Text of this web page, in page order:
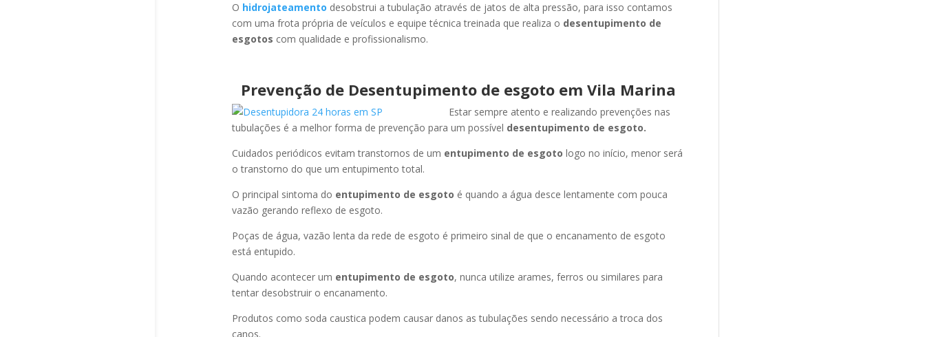
O hidrojateamento desobstrui a tubulação através de jatos de alta pressão, para isso contamos
com uma frota própria de veículos e equipe técnica treinada que realiza o desentupimento de
esgotos com qualidade e profissionalismo.
Prevenção de Desentupimento de esgoto em Vila Marina
Estar sempre atento e realizando prevenções nas
tubulações é a melhor forma de prevenção para um possível desentupimento de esgoto.
Cuidados periódicos evitam transtornos de um entupimento de esgoto logo no início, menor será
o transtorno do que um entupimento total.
O principal sintoma do entupimento de esgoto é quando a água desce lentamente com pouca
vazão gerando reflexo de esgoto.
Poças de água, vazão lenta da rede de esgoto é primeiro sinal de que o encanamento de esgoto
está entupido.
Quando acontecer um entupimento de esgoto, nunca utilize arames, ferros ou similares para
tentar desobstruir o encanamento.
Produtos como soda caustica podem causar danos as tubulações sendo necessário a troca dos
canos.